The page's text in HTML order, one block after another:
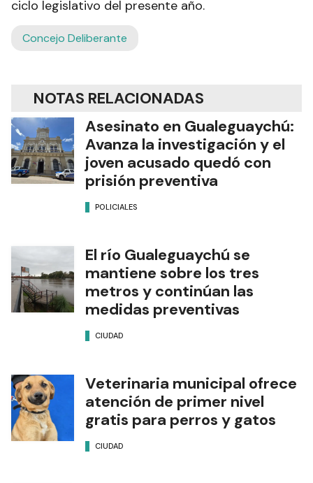
ciclo legislativo del presente año.
Concejo Deliberante
NOTAS RELACIONADAS
Asesinato en Gualeguaychú:
Avanza la investigación y el
joven acusado quedó con
prisión preventiva
POLICIALES
El río Gualeguaychú se
mantiene sobre los tres
metros y continúan las
medidas preventivas
CIUDAD
Veterinaria municipal ofrece
atención de primer nivel
gratis para perros y gatos
CIUDAD